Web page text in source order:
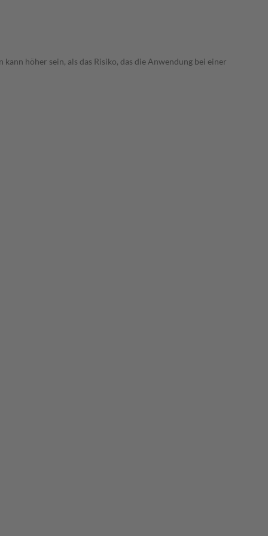
höher sein, als das Risiko, das die Anwendung bei einer